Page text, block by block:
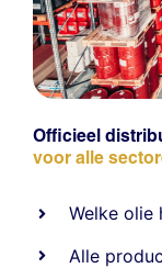
Officieel
voor alle
Welke olie
Alle